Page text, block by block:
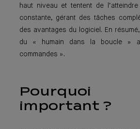
haut niveau et tentent de
constante, gérant des tâches
des avantages du logiciel. En
du « humain dans la boucle »
commandes ».
Pourquoi
important ?